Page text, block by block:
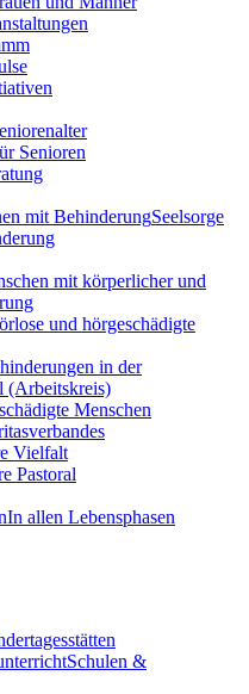
Senioren
Seelsorge
mit körperlicher und
und hörgeschädigte
in der
(Arbeitskreis)
Menschen
Vielfalt
Pastoral
In allen Lebensphasen
Schulen &